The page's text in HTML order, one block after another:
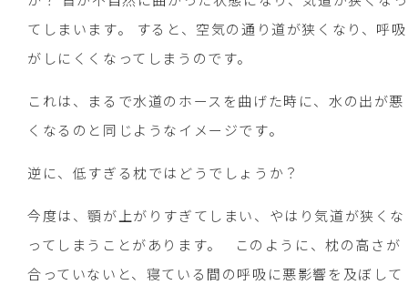
てしまいます。 すると、空気の通り道が狭くなり、呼吸
がしにくくなってしまうのです。
これは、まるで水道のホースを曲げた時に、水の出が悪
くなるのと同じようなイメージです。
逆に、低すぎる枕ではどうでしょうか？
今度は、顎が上がりすぎてしまい、やはり気道が狭くな
ってしまうことがあります。 このように、枕の高さが
合っていないと、寝ている間の呼吸に悪影響を及ぼして